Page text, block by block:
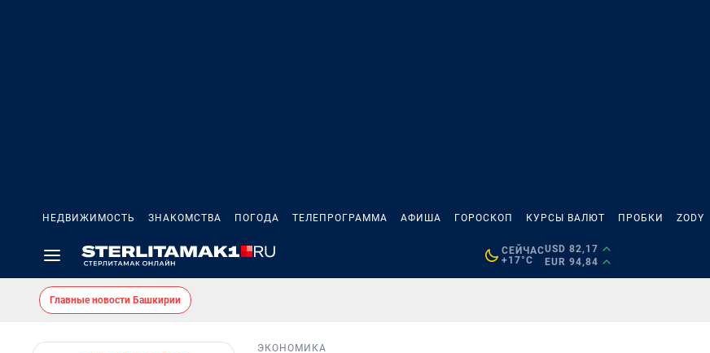
НЕДВИЖИМОСТЬ ЗНАКОМСТВА ПОГОДА ТЕЛЕПРОГРАММА АФИША ГОРОСКОП КУРСЫ ВАЛЮТ ПРОБКИ ZODY
СЕЙЧАС
+17°C
USD 82,17
EUR 94,84
Главные новости Башкирии
ЭКОНОМИКА